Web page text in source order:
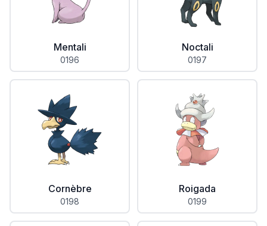
Mentali
0196
Noctali
0197
Cornèbre
0198
Roigada
0199